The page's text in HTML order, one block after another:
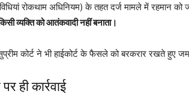
रोकथाम अधिनियम) के तहत दर्ज मामले में रहमान को
व्यक्ति को आतंकवादी नहीं बनाता।
कोर्ट ने भी हाईकोर्ट के फैसले को बरकरार रखते हुए
ही कार्रवाई